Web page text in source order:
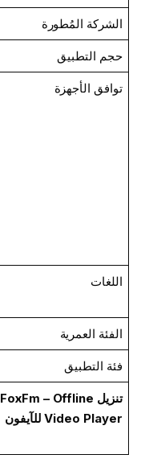
الشركة المُطورة
حجم التطبيق
توافق الأجهزة
اللغات
الفئة العمرية
فئة التطبيق
تنزيل FoxFm – Offline
Video Player للآيفون